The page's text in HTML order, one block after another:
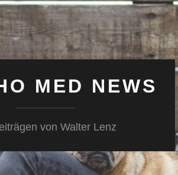
MED NEWS
von Walter Lenz